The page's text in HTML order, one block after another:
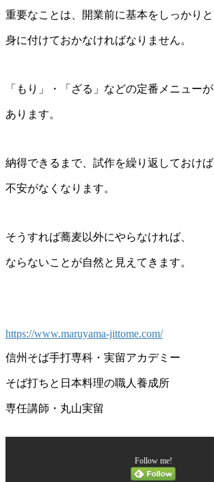
重要なことは、開業前に基本をしっかりと
身に付けておかなければなりません。
「もり」・「ざる」などの定番メニューが
あります。
納得できるまで、試作を繰り返しておけば
不安がなくなります。
そうすれば蕎麦以外にやらなければ、
ならないことが自然と見えてきます。
https://www.maruyama-jittome.com/
信州そば手打専科・実留アカデミー
そば打ちと日本料理の職人養成所
専任講師・丸山実留
Follow me!